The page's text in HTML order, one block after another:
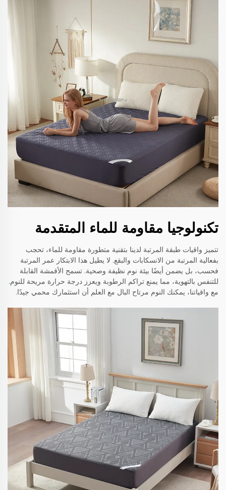
تكنولوجيا مقاومة للماء المتقدمة
تتميز واقيات طبقة المرتبة لدينا بتقنية متطورة مقاومة للماء، تحجب
بفعالية المرتبة من الانسكابات والبقع. لا يطيل هذا الابتكار عمر المرتبة
فحسب، بل يضمن أيضًا بيئة نوم نظيفة وصحية. تسمح الأقمشة القابلة
للتنفس بالتهوية، مما يمنع تراكم الرطوبة ويعزز درجة حرارة مريحة للنوم.
مع واقياتنا، يمكنك النوم مرتاح البال مع العلم أن استثمارك محمي جيدًا.